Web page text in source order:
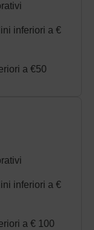
inferiori a €
a €50
inferiori a €
a € 100